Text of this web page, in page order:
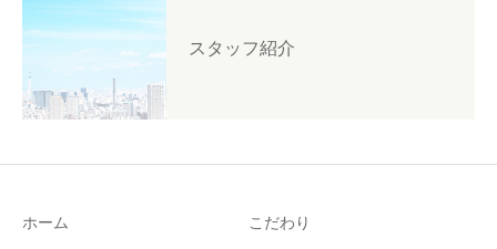
スタッフ紹介
ホーム
こだわり